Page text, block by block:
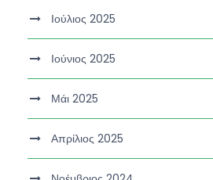
Ιούλιος 2025
Ιούνιος 2025
Μάι 2025
Απρίλιος 2025